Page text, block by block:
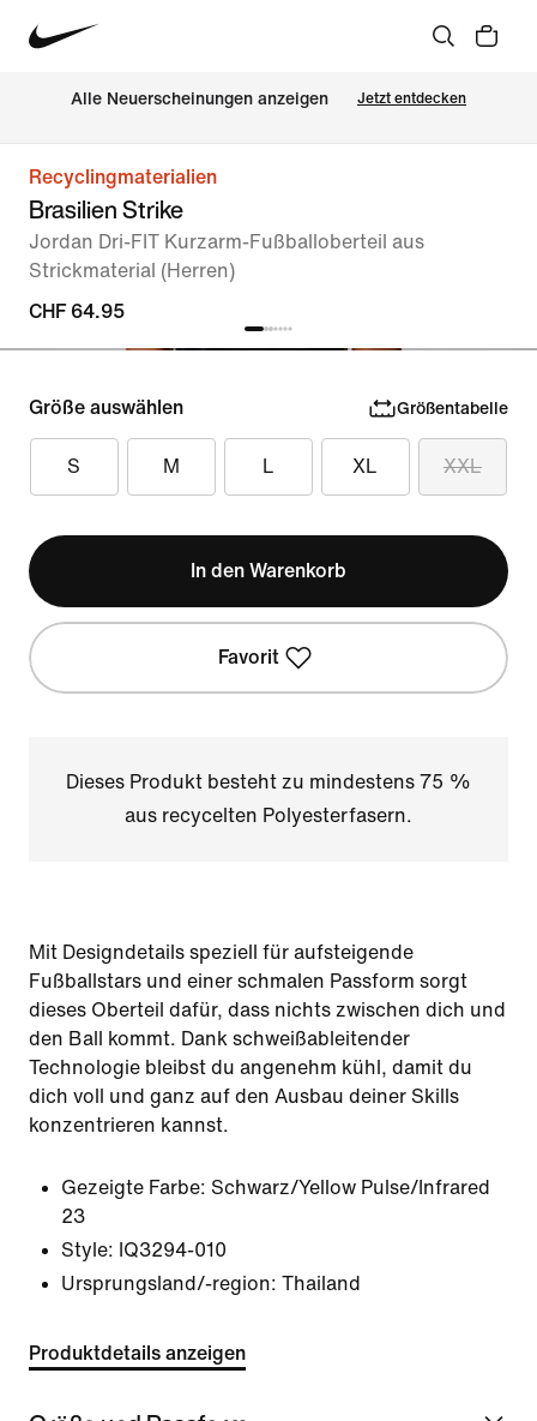
Alle Neuerscheinungen anzeigen Jetzt entdecken
Recyclingmaterialien
Brasilien Strike
Jordan Dri-FIT Kurzarm-Fußballoberteil aus
Strickmaterial (Herren)
CHF 64.95
Größe auswählen Größentabelle
S M L XL XXL
In den Warenkorb
Favorit
Dieses Produkt besteht zu mindestens 75 %
aus recycelten Polyesterfasern.
Mit Designdetails speziell für aufsteigende
Fußballstars und einer schmalen Passform sorgt
dieses Oberteil dafür, dass nichts zwischen dich und
den Ball kommt. Dank schweißableitender
Technologie bleibst du angenehm kühl, damit du
dich voll und ganz auf den Ausbau deiner Skills
konzentrieren kannst.
Gezeigte Farbe: Schwarz/Yellow Pulse/Infrared
23
Style: IQ3294-010
Ursprungsland/-region: Thailand
Produktdetails anzeigen